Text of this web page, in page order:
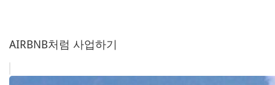
AIRBNB처럼 사업하기